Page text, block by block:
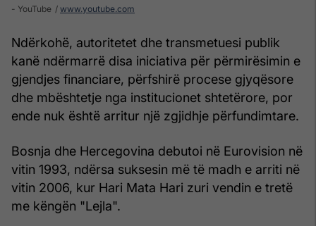
- YouTube www.youtube.com
Ndërkohë, autoritetet dhe transmetuesi publik
kanë ndërmarrë disa iniciativa për përmirësimin e
gjendjes financiare, përfshirë procese gjyqësore
dhe mbështetje nga institucionet shtetërore, por
ende nuk është arritur një zgjidhje përfundimtare.
Bosnja dhe Hercegovina debutoi në Eurovision në
vitin 1993, ndërsa suksesin më të madh e arriti në
vitin 2006, kur Hari Mata Hari zuri vendin e tretë
me këngën "Lejla".